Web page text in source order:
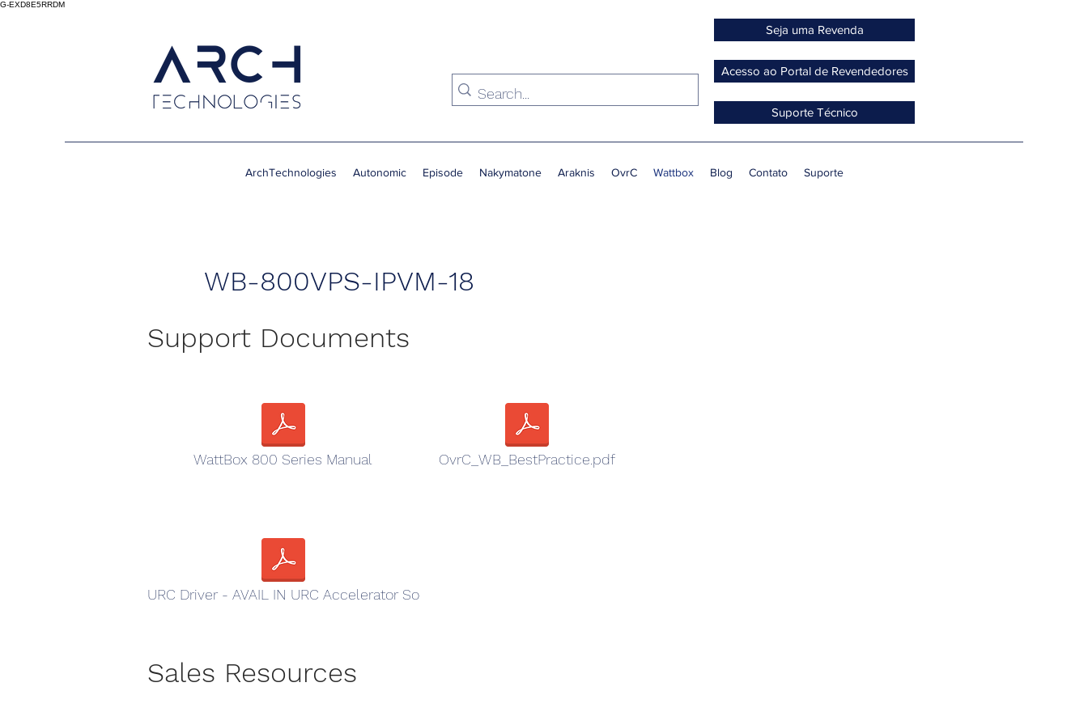
G-EXD8E5RRDM
Seja uma Revenda
Acesso ao Portal de Revendedores
Suporte Técnico
ArchTechnologies Autonomic Episode Nakymatone Araknis OvrC Wattbox Blog Contato Suporte
WB-800VPS-IPVM-18
Support Documents
WattBox 800 Series Manual OvrC_WB_BestPractice.pdf
URC Driver - AVAIL IN URC Accelerator So
Sales Resources